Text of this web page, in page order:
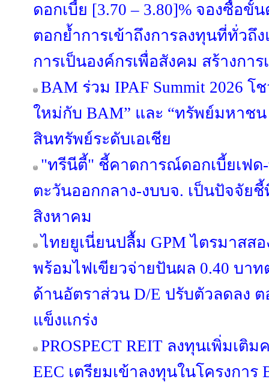
ดอกเบี้ย [3.70 – 3.80]% จองซื้อขั้
ตอกย้ำการเข้าถึงการลงทุนที่ทั่วถึ
การเป็นองค์กรเพื่อสังคม สร้างกา
BAM ร่วม IPAF Summit 2026 โ
ใหม่กับ BAM” และ “ทรัพย์มหาชน
สินทรัพย์ระดับเอเชีย
"ทรีนีตี้" ชี้คาดการณ์ดอกเบี้ยเฟ
ตะวันออกกลาง-งบบจ. เป็นปัจจัย
สิงหาคม
ไทยยูเนี่ยนปลื้ม GPM ไตรมาสส
พร้อมไฟเขียวจ่ายปันผล 0.40 บา
ด้านอัตราส่วน D/E ปรับตัวลดลง ต
แข็งแกร่ง
PROSPECT REIT ลงทุนเพิ่มเติ
EEC เตรียมเข้าลงทุนในโครงการ